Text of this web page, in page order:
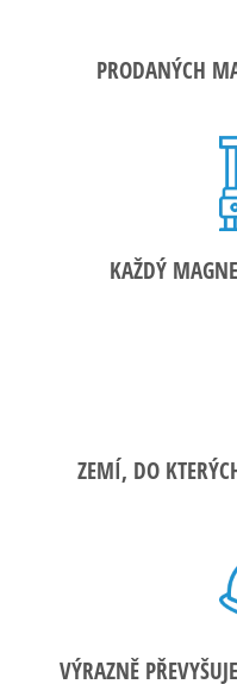
PRODANÝCH
KAŽDÝ
ZEMÍ, DO
VÝRAZNĚ